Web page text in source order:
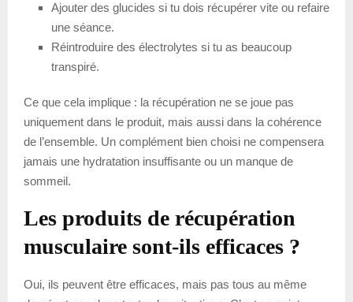
Ajouter des glucides si tu dois récupérer vite ou refaire
une séance.
Réintroduire des électrolytes si tu as beaucoup
transpiré.
Ce que cela implique : la récupération ne se joue pas
uniquement dans le produit, mais aussi dans la cohérence
de l’ensemble. Un complément bien choisi ne compensera
jamais une hydratation insuffisante ou un manque de
sommeil.
Les produits de récupération
musculaire sont-ils efficaces ?
Oui, ils peuvent être efficaces, mais pas tous au même